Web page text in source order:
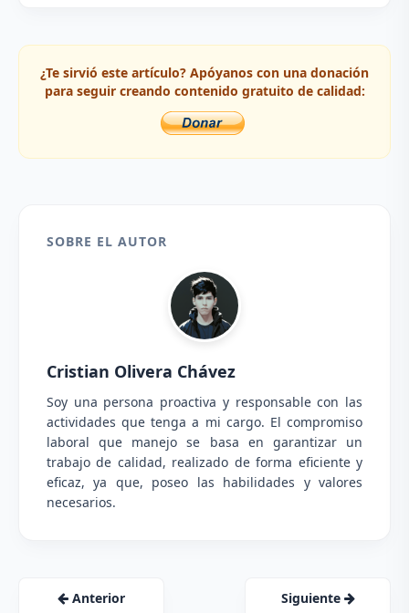
¿Te sirvió este artículo? Apóyanos con una donación
para seguir creando contenido gratuito de calidad:
SOBRE EL AUTOR
Cristian Olivera Chávez
Soy una persona proactiva y responsable con las
actividades que tenga a mi cargo. El compromiso
laboral que manejo se basa en garantizar un
trabajo de calidad, realizado de forma eficiente y
eficaz, ya que, poseo las habilidades y valores
necesarios.
Anterior Siguiente